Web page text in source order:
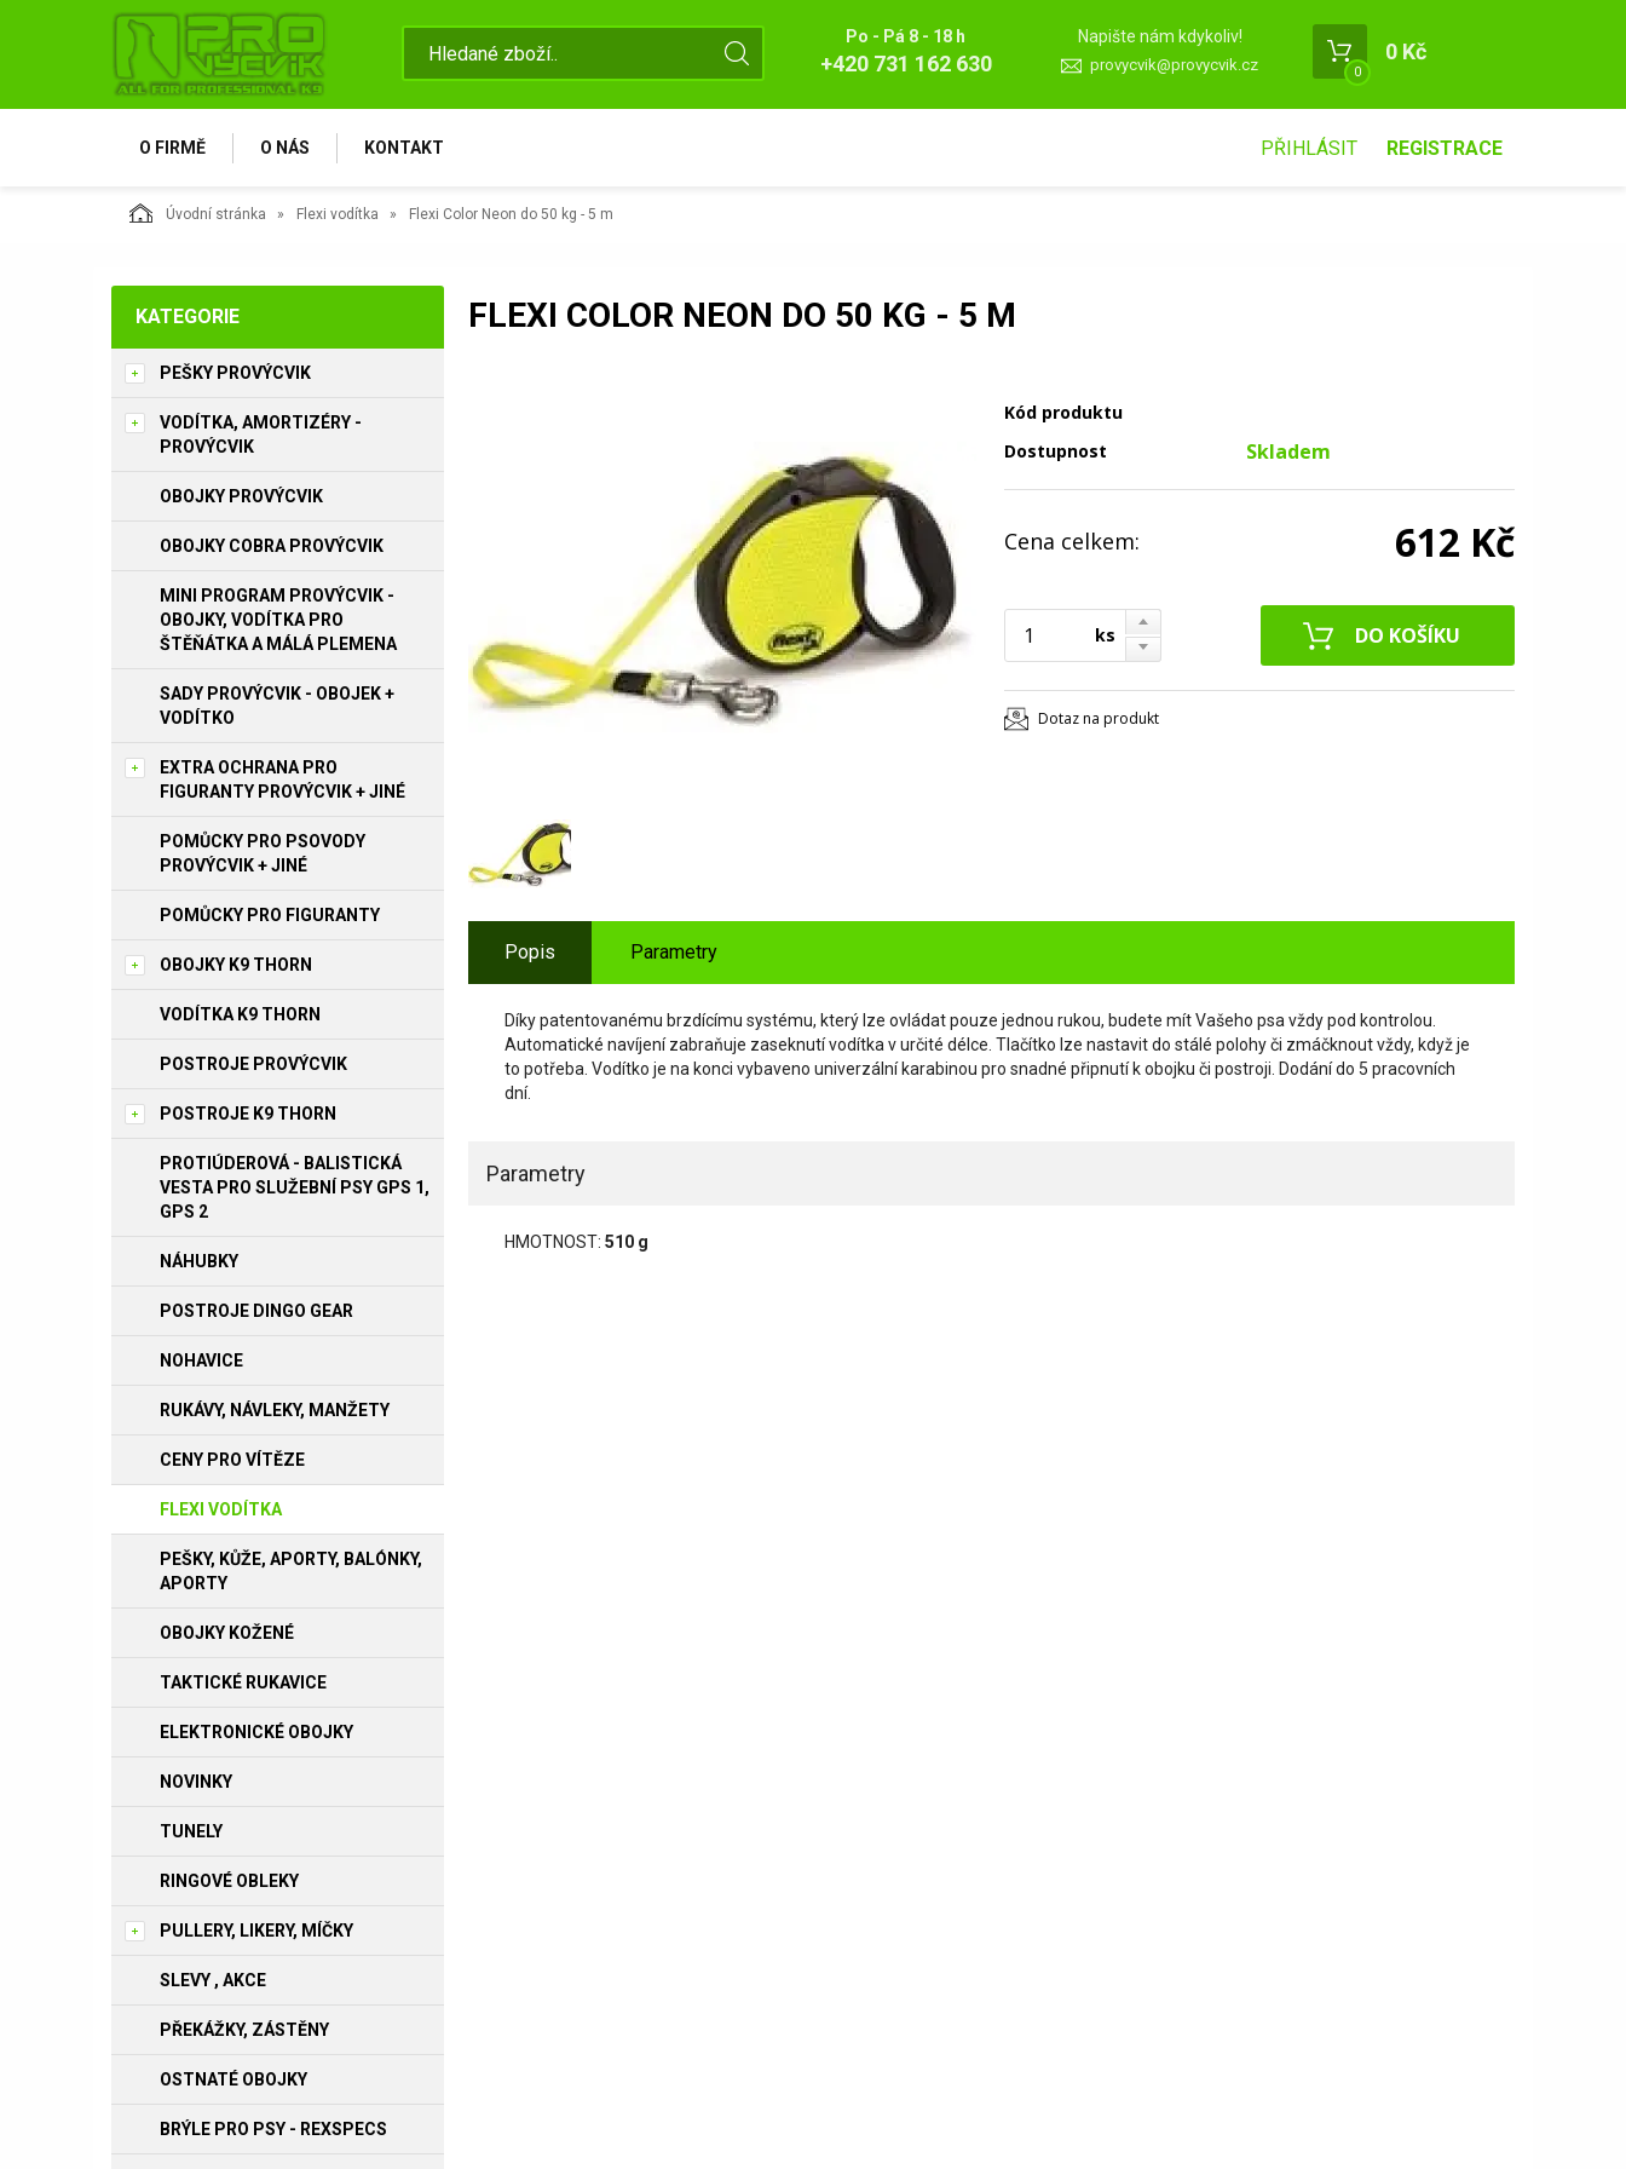
Po - Pá 8 - 18 h
+420 731 162 630
Napište nám kdykoliv!
provycvik@provycvik.cz 0
0 Kč
O FIRMĚ O NÁS KONTAKT PŘIHLÁSIT REGISTRACE
Úvodní stránka Flexi vodítka Flexi Color Neon do 50 kg - 5 m
KATEGORIE
PEŠKY PROVÝCVIK
VODÍTKA, AMORTIZÉRY -
PROVÝCVIK
OBOJKY PROVÝCVIK
OBOJKY COBRA PROVÝCVIK
MINI PROGRAM PROVÝCVIK -
OBOJKY, VODÍTKA PRO
ŠTĚŇÁTKA A MÁLÁ PLEMENA
SADY PROVÝCVIK - OBOJEK +
VODÍTKO
EXTRA OCHRANA PRO
FIGURANTY PROVÝCVIK + JINÉ
POMŮCKY PRO PSOVODY
PROVÝCVIK + JINÉ
POMŮCKY PRO FIGURANTY
OBOJKY K9 THORN
VODÍTKA K9 THORN
POSTROJE PROVÝCVIK
POSTROJE K9 THORN
PROTIÚDEROVÁ - BALISTICKÁ
VESTA PRO SLUŽEBNÍ PSY GPS 1,
GPS 2
NÁHUBKY
POSTROJE DINGO GEAR
NOHAVICE
RUKÁVY, NÁVLEKY, MANŽETY
CENY PRO VÍTĚZE
FLEXI VODÍTKA
PEŠKY, KŮŽE, APORTY, BALÓNKY,
APORTY
OBOJKY KOŽENÉ
TAKTICKÉ RUKAVICE
ELEKTRONICKÉ OBOJKY
NOVINKY
TUNELY
RINGOVÉ OBLEKY
PULLERY, LIKERY, MÍČKY
SLEVY , AKCE
PŘEKÁŽKY, ZÁSTĚNY
OSTNATÉ OBOJKY
BRÝLE PRO PSY - REXSPECS
FLEXI COLOR NEON DO 50 KG - 5 M
Kód produktu
Dostupnost
Skladem
Cena celkem: 612 Kč
ks
Dotaz na produkt
Popis Parametry
Díky patentovanému brzdícímu systému, který lze ovládat pouze jednou rukou, budete mít Vašeho psa vždy pod kontrolou.
Automatické navíjení zabraňuje zaseknutí vodítka v určité délce. Tlačítko lze nastavit do stálé polohy či zmáčknout vždy, když je
to potřeba. Vodítko je na konci vybaveno univerzální karabinou pro snadné připnutí k obojku či postroji. Dodání do 5 pracovních
dní.
Parametry
HMOTNOST: 510 g